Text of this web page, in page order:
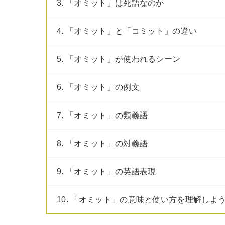
3. 「オミット」は死語なのか
4. 「オミット」と「コミット」の違い
5. 「オミット」が使われるシーン
6. 「オミット」の例文
7. 「オミット」の類義語
8. 「オミット」の対義語
9. 「オミット」の英語表現
10. 「オミット」の意味と使い方を理解しよ